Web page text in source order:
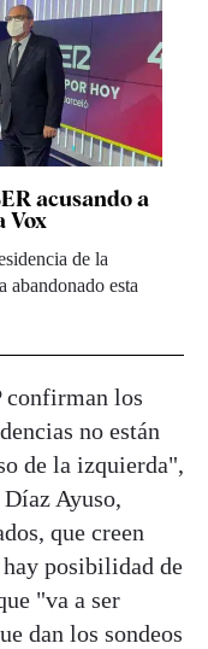
acusando a
Vox
de la
abandonado esta
confirman los
no están
de la izquierda",
Ayuso,
que creen
posibilidad de
"va a ser
dan los sondeos